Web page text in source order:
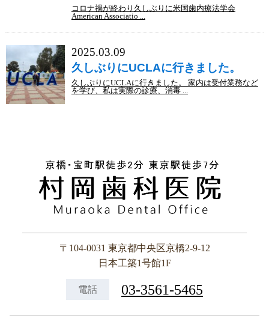
コロナ禍が終わり久しぶりに米国歯内療法学会
American Associatio ...
2025.03.09
久しぶりにUCLAに行きました。
久しぶりにUCLAに行きました。 家内は受付業務など
を学び、私は実際の診療、消毒 ...
〒104-0031 東京都中央区京橋2-9-12
日本工築1号館1F
電話 03-3561-5465